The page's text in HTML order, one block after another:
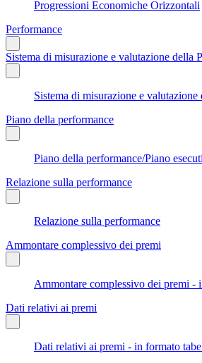
Progressioni Economiche Orizzontali
Performance
Sistema di misurazione e valutazione della
Sistema di misurazione e valutazione
Piano della performance
Piano della performance/Piano
Relazione sulla performance
Relazione sulla performance
Ammontare complessivo dei premi
Ammontare complessivo dei premi -
Dati relativi ai premi
Dati relativi ai premi - in formato